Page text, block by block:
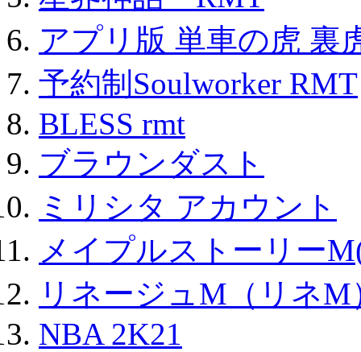
アプリ版 単車の虎 裏
予約制Soulworker RMT
BLESS rmt
ブラウンダスト
ミリシタ アカウント
メイプルストーリー
リネージュM（リネM
NBA 2K21